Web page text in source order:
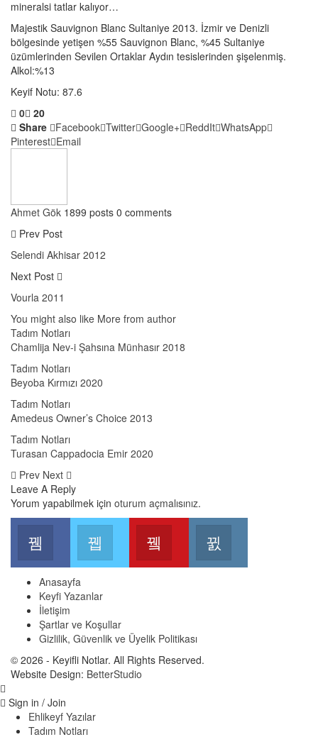
mineralsi tatlar kalıyor…
Majestik Sauvignon Blanc Sultaniye 2013. İzmir ve Denizli
bölgesinde yetişen %55 Sauvignon Blanc, %45 Sultaniye
üzümlerinden Sevilen Ortaklar Aydın tesislerinden şişelenmiş.
Alkol:%13
Keyif Notu: 87.6
0 20
Share
Facebook Twitter Google+ ReddIt WhatsApp
Pinterest Email
Ahmet Gök 1899 posts 0 comments
Prev Post
Selendi Akhisar 2012
Next Post
Vourla 2011
You might also like More from author
Tadım Notları
Chamlija Nev-i Şahsına Münhasır 2018
Tadım Notları
Beyoba Kırmızı 2020
Tadım Notları
Amedeus Owner’s Choice 2013
Tadım Notları
Turasan Cappadocia Emir 2020
Prev Next
Leave A Reply
Yorum yapabilmek için oturum açmalısınız.
Facebook
Join us on FacebookJoin us on Twitter
Youtube
Join us on Youtube
Anasayfa
Keyfi Yazanlar
İletişim
Şartlar ve Koşullar
Gizlilik, Güvenlik ve Üyelik Politikası
© 2026 - Keyifli Notlar. All Rights Reserved.
Website Design: BetterStudio
Sign in / Join
Ehlikeyf Yazılar
Tadım Notları